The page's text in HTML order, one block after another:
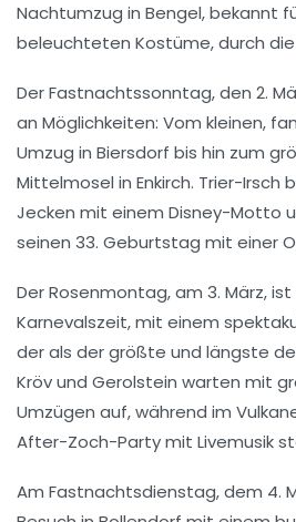
Nachtumzug in Bengel, bekannt
beleuchteten Kostüme, durch
DerFastnachtssonntag, den 2.
an Möglichkeiten: Vom kleinen,
Umzug in Biersdorf bis hin zum
Mittelmosel in Enkirch. Trier-Irsch
Jecken mit einem Disney-Motto
seinen 33. Geburtstag mit einer
DerRosenmontag, am 3. März,
Karnevalszeit, mit einem
der als der größte und längste
Krövund Gerolstein warten mit
Umzügen auf, während im
After-Zoch-Party mit Livemusik
Am Fastnachtsdienstag, dem 4.